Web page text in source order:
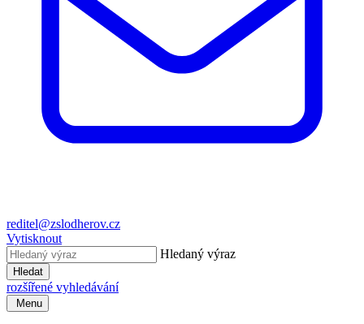
reditel@zslodherov.cz
Vytisknout
Hledaný výraz
Hledat
rozšířené vyhledávání
Menu